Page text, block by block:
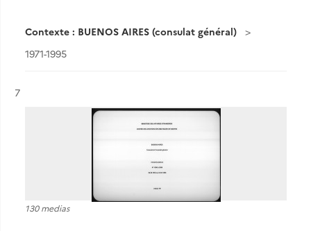
Contexte : BUENOS AIRES (consulat général)
1971-1995
Résultat n°
7
130 medias